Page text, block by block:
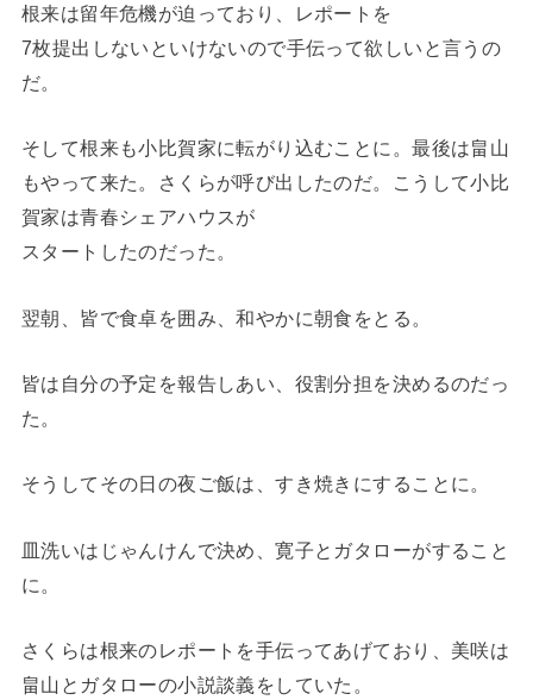
根来は留年危機が迫っており、レポートを
7枚提出しないといけないので手伝って欲しいと言うの
だ。
そして根来も小比賀家に転がり込むことに。最後は畠山
もやって来た。さくらが呼び出したのだ。こうして小比
賀家は青春シェアハウスが
スタートしたのだった。
翌朝、皆で食卓を囲み、和やかに朝食をとる。
皆は自分の予定を報告しあい、役割分担を決めるのだっ
た。
そうしてその日の夜ご飯は、すき焼きにすることに。
皿洗いはじゃんけんで決め、寛子とガタローがすること
に。
さくらは根来のレポートを手伝ってあげており、美咲は
畠山とガタローの小説談義をしていた。